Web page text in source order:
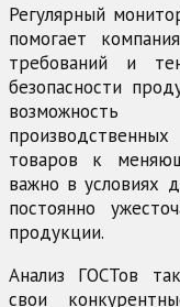
Регулярный
помогает
требований и
безопасности
товаров к
важно в условиях
постоянно
продукции.
Анализ ГОСТов
свои